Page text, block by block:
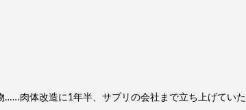
……肉体改造に1年半、サプリの会社まで立ち上げていた